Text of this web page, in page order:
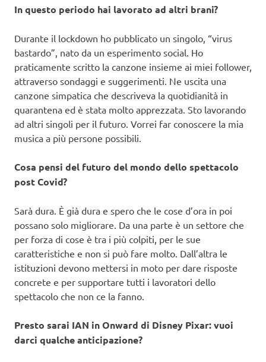
In questo periodo hai lavorato ad altri brani?
Durante il lockdown ho pubblicato un singolo, “virus
bastardo”, nato da un esperimento social. Ho
praticamente scritto la canzone insieme ai miei follower,
attraverso sondaggi e suggerimenti. Ne uscita una
canzone simpatica che descriveva la quotidianità in
quarantena ed è stata molto apprezzata. Sto lavorando
ad altri singoli per il futuro. Vorrei far conoscere la mia
musica a più persone possibili.
Cosa pensi del futuro del mondo dello spettacolo
post Covid?
Sarà dura. È già dura e spero che le cose d’ora in poi
possano solo migliorare. Da una parte è un settore che
per forza di cose è tra i più colpiti, per le sue
caratteristiche e non si può fare molto. Dall’altra le
istituzioni devono mettersi in moto per dare risposte
concrete e per supportare tutti i lavoratori dello
spettacolo che non ce la fanno.
Presto sarai IAN in Onward di Disney Pixar: vuoi
darci qualche anticipazione?